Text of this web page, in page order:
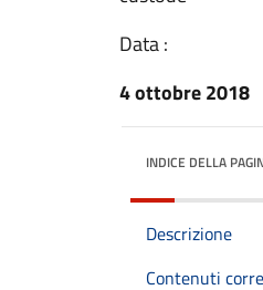
Data :
4 ottobre 2018
INDICE DELLA
Descrizione
Contenuti